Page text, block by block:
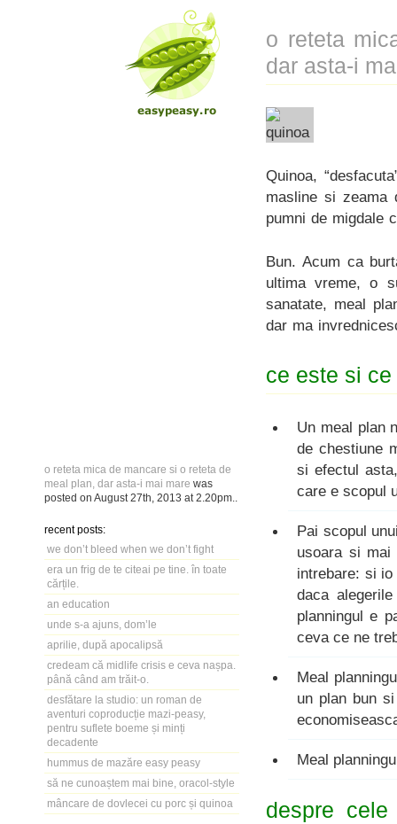
o reteta mica de mancare si o reteta de
meal plan, dar asta-i mai mare was
posted on August 27th, 2013 at 2.20pm
recent posts:
we don’t bleed when we don’t fight
era un frig de te citeai pe tine. în toate
cărțile.
an education
unde s-a ajuns, dom’le
aprilie, după apocalipsă
credeam că midlife crisis e ceva nașpa.
până când am trăit-o.
desfătare la studio: un roman de
aventuri coproducție mazi-peasy,
pentru suflete boeme și minți
decadente
hummus de mazăre easy peasy
să ne cunoaștem mai bine, oracol-style
mâncare de dovlecei cu porc și quinoa
o reteta
dar asta-i
Quinoa,
masline si zeama
pumni de migdale
Bun. Acum ca
ultima vreme, o
sanatate, meal
dar ma
ce este si
Un meal plan
de chestiune
si efectul
care e scopul
Pai scopul
usoara si mai
intrebare: si
daca
planningul e
ceva ce ne
Meal
un plan bun
Meal
despre